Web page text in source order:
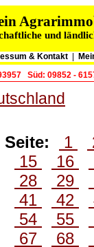
und
& Kontakt
Süd: 09852 -
Seite: 1
15
16
28
29
41
42
54
55
67
68